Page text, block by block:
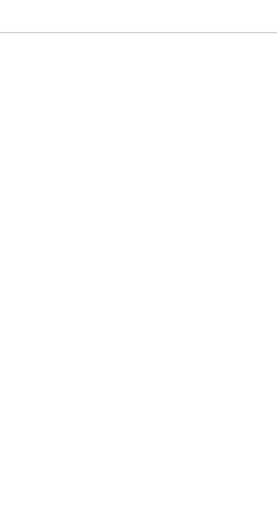
は0であり、いくら長考して